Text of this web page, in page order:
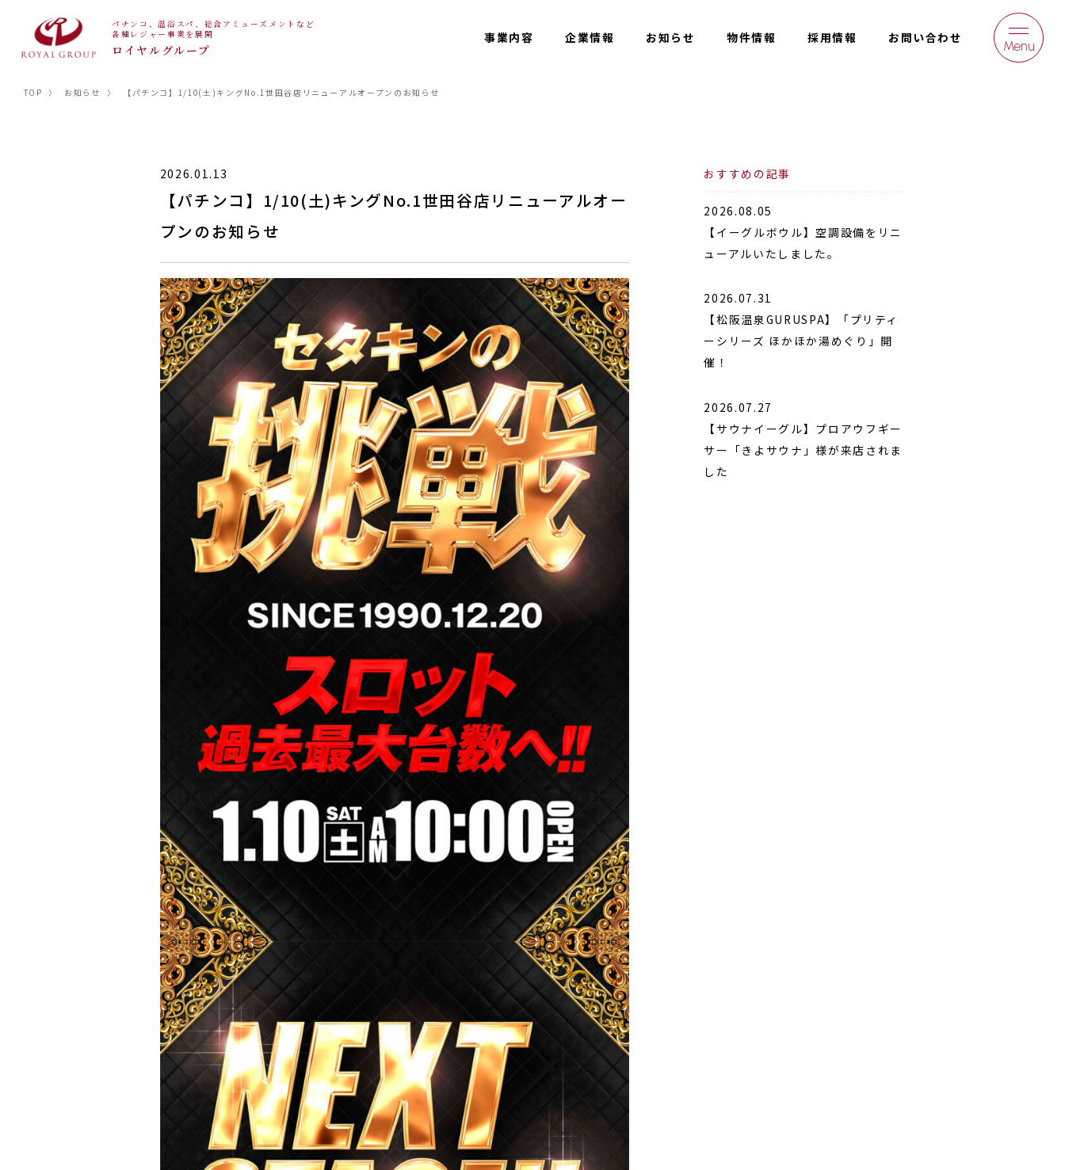
パチンコ、温浴スパ、総合アミューズメントなど
各種レジャー事業を展開
ロイヤルグループ
事業内容 企業情報 お知らせ 物件情報 採用情報 お問い合わせ
Menu
TOP 〉 お知らせ 〉 【パチンコ】1/10(土)キングNo.1世田谷店リニューアルオープンのお知らせ
2026.01.13
【パチンコ】1/10(土)キングNo.1世田谷店リニューアルオー
プンのお知らせ
おすすめの記事
2026.08.05
【イーグルボウル】空調設備をリニ
ューアルいたしました。
2026.07.31
【松阪温泉GURUSPA】「プリティ
ーシリーズ ほかほか湯めぐり」開
催！
2026.07.27
【サウナイーグル】プロアウフギー
サー「きよサウナ」様が来店されま
した